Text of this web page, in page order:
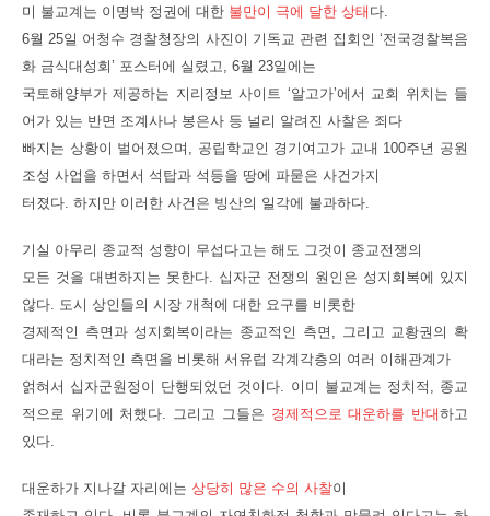
미 불교계는 이명박 정권에 대한 불만이 극에 달한 상태 다.
6월 25일 어청수 경찰청장의 사진이 기독교 관련 집회인 ‘전국경찰복음
화 금식대성회’ 포스터에 실렸고, 6월 23일에는
국토해양부가 제공하는 지리정보 사이트 ‘알고가’에서 교회 위치는 들
어가 있는 반면 조계사나 봉은사 등 널리 알려진 사찰은 죄다
빠지는 상황이 벌어졌으며, 공립학교인 경기여고가 교내 100주년 공원
조성 사업을 하면서 석탑과 석등을 땅에 파묻은 사건가지
터졌다. 하지만 이러한 사건은 빙산의 일각에 불과하다.
기실 아무리 종교적 성향이 무섭다고는 해도 그것이 종교전쟁의
모든 것을 대변하지는 못한다. 십자군 전쟁의 원인은 성지회복에 있지
않다. 도시 상인들의 시장 개척에 대한 요구를 비롯한
경제적인 측면과 성지회복이라는 종교적인 측면, 그리고 교황권의 확
대라는 정치적인 측면을 비롯해 서유럽 각계각층의 여러 이해관계가
얽혀서 십자군원정이 단행되었던 것이다. 이미 불교계는 정치적, 종교
적으로 위기에 처했다. 그리고 그들은 경제적으로 대운하를 반대하고
있다.
대운하가 지나갈 자리에는 상당히 많은 수의 사찰이